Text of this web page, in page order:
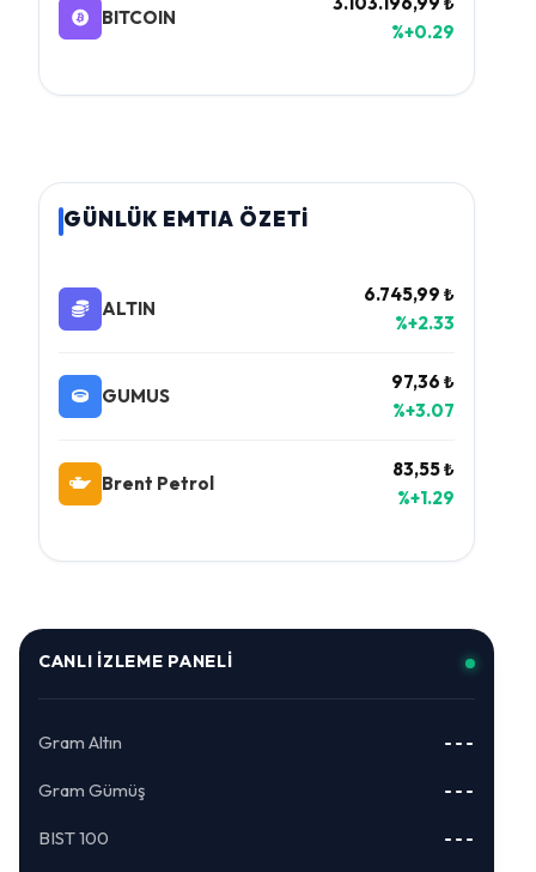
BITCOIN
%+0.29
GÜNLÜK EMTIA ÖZETİ
ALTIN
6.745,99 ₺
%+2.33
GUMUS
97,36 ₺
%+3.07
Brent Petrol
83,55 ₺
%+1.29
CANLI İZLEME PANELI
Gram Altın ---
Gram Gümüş ---
BIST 100 ---